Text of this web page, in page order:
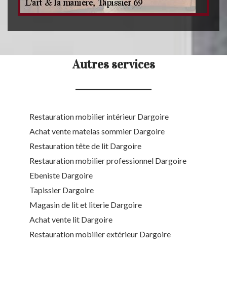
Autres services
Restauration mobilier intérieur Dargoire
Achat vente matelas sommier Dargoire
Restauration tête de lit Dargoire
Restauration mobilier professionnel Dargoire
Ebeniste Dargoire
Tapissier Dargoire
Magasin de lit et literie Dargoire
Achat vente lit Dargoire
Restauration mobilier extérieur Dargoire